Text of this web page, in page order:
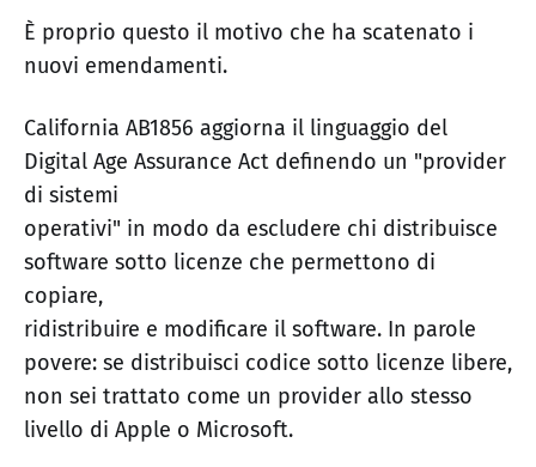
È proprio questo il motivo che ha scatenato i
nuovi emendamenti.
California AB1856 aggiorna il linguaggio del
Digital Age Assurance Act definendo un "provider
di sistemi
operativi" in modo da escludere chi distribuisce
software sotto licenze che permettono di
copiare,
ridistribuire e modificare il software. In parole
povere: se distribuisci codice sotto licenze libere,
non sei trattato come un provider allo stesso
livello di Apple o Microsoft.